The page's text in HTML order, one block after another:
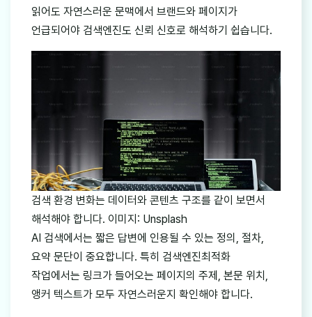
읽어도 자연스러운 문맥에서 브랜드와 페이지가
언급되어야 검색엔진도 신뢰 신호로 해석하기 쉽습니다.
검색 환경 변화는 데이터와 콘텐츠 구조를 같이 보면서
해석해야 합니다. 이미지: Unsplash
AI 검색에서는 짧은 답변에 인용될 수 있는 정의, 절차,
요약 문단이 중요합니다. 특히 검색엔진최적화
작업에서는 링크가 들어오는 페이지의 주제, 본문 위치,
앵커 텍스트가 모두 자연스러운지 확인해야 합니다.